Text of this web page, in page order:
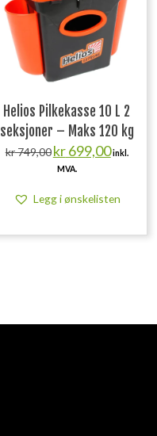
Helios Pilkekasse 10 L 2
seksjoner – Maks 120 kg
kr749,00 Opprinnelig
pris
var:
kr699,00
pris
inkl.
MVA.
Legg i ønskelisten